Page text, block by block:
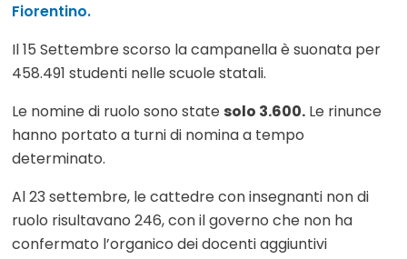
Fiorentino.
Il 15 Settembre scorso la campanella è suonata per
458.491 studenti nelle scuole statali.
Le nomine di ruolo sono state solo 3.600. Le rinunce
hanno portato a turni di nomina a tempo
determinato.
Al 23 settembre, le cattedre con insegnanti non di
ruolo risultavano 246, con il governo che non ha
confermato l’organico dei docenti aggiuntivi